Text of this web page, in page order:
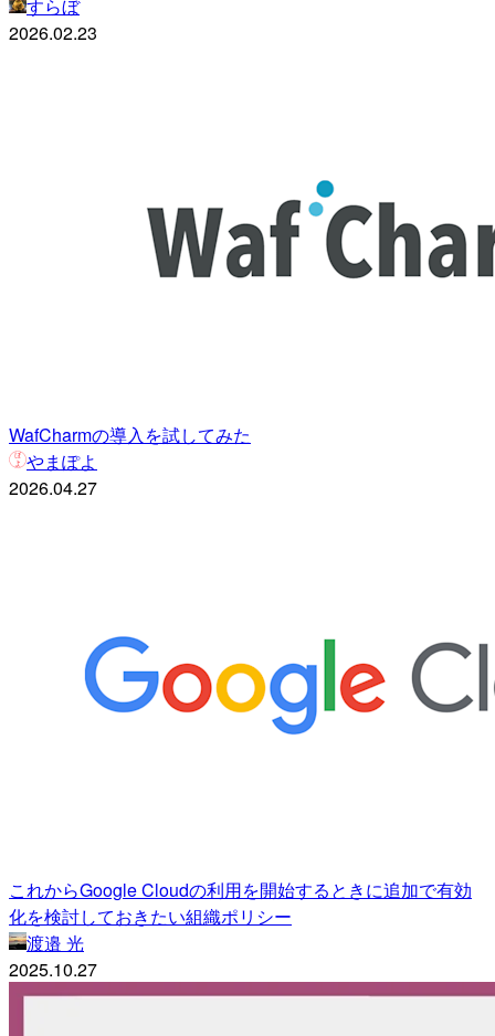
すらぼ
2026.02.23
WafCharmの導入を試してみた
やまぽよ
2026.04.27
これからGoogle Cloudの利用を開始するときに追加で有効
化を検討しておきたい組織ポリシー
渡邉 光
2025.10.27